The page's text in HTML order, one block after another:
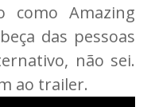
como Amazing
das pessoas
não sei.
ao trailer.